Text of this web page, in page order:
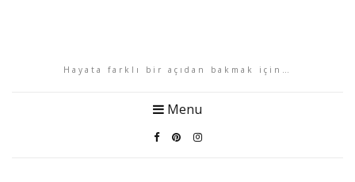
Hayata farklı bir açıdan bakmak için…
Menu